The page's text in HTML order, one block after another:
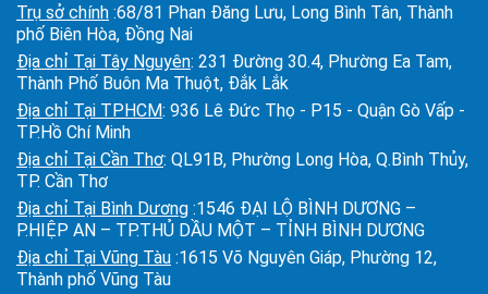
Trụ sở chính :68/81 Phan Đăng Lưu, Long Bình Tân, Thành
phố Biên Hòa, Đồng Nai
Địa chỉ Tại Tây Nguyên: 231 Đường 30.4, Phường Ea Tam,
Thành Phố Buôn Ma Thuột, Đắk Lắk
Địa chỉ Tại TPHCM: 936 Lê Đức Thọ - P15 - Quận Gò Vấp -
TP.Hồ Chí Minh
Địa chỉ Tại Cần Thơ: QL91B, Phường Long Hòa, Q.Bình Thủy,
TP. Cần Thơ
Địa chỉ Tại Bình Dương :1546 ĐẠI LỘ BÌNH DƯƠNG –
P.HIỆP AN – TP.THỦ DẦU MỘT – TỈNH BÌNH DƯƠNG
Địa chỉ Tại Vũng Tàu :1615 Võ Nguyên Giáp, Phường 12,
Thành phố Vũng Tàu